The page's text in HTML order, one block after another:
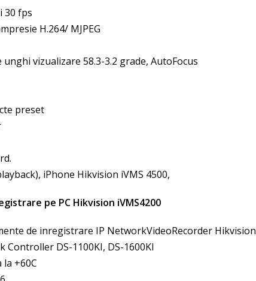
30 fps
H.264/ MJPEG
vizualizare 58.3-3.2 grade, AutoFocus
preset
iPhone Hikvision iVMS 4500,
pe PC Hikvision iVMS4200
de inregistrare IP NetworkVideoRecorder Hikvision
DS-1100KI, DS-1600KI
+60C